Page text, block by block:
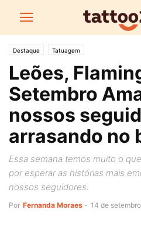
Destaque Tatuagem
Leões,
Setembro
nossos
arrasando no
Essa semana temos muito o
por esperar as histórias mais
nossos seguidores.
Por Fernanda Moraes - 14 de